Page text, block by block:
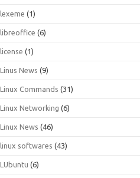
lexeme (1)
libreoffice (6)
license (1)
Linus News (9)
Linux Commands (31)
Linux Networking (6)
Linux News (46)
linux softwares (43)
LUbuntu (6)